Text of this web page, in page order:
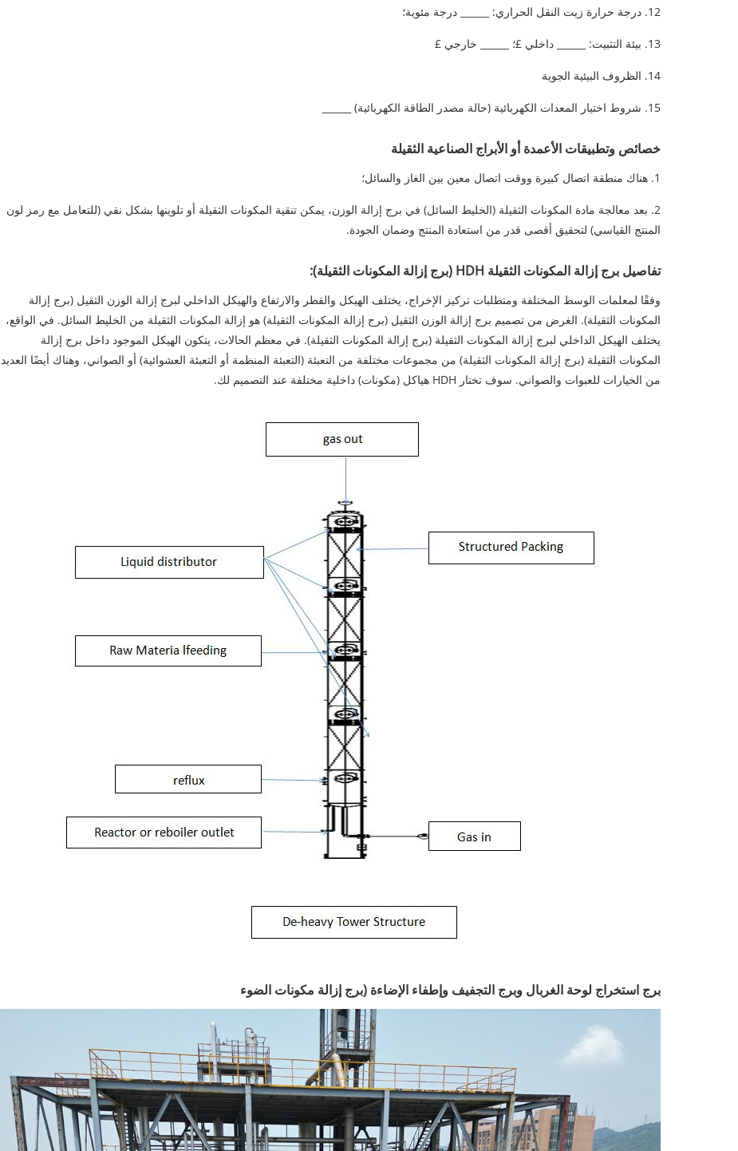
12. درجة حرارة زيت النقل الحراري: ______ درجة مئوية؛
13. بيئة التثبيت: ______ داخلي £؛ ______ خارجي £
14. الظروف البيئية الجوية
15. شروط اختيار المعدات الكهربائية (حالة مصدر الطاقة الكهربائية) ______
خصائص وتطبيقات الأعمدة أو الأبراج الصناعية الثقيلة
1. هناك منطقة اتصال كبيرة ووقت اتصال معين بين الغاز والسائل؛
2. بعد معالجة مادة المكونات الثقيلة (الخليط السائل) في برج إزالة الوزن، يمكن تنقية المكونات الثقيلة أو تلوينها بشكل نقي (للتعامل مع رمز لون
المنتج القياسي) لتحقيق أقصى قدر من استعادة المنتج وضمان الجودة.
تفاصيل برج إزالة المكونات الثقيلة HDH (برج إزالة المكونات الثقيلة):
وفقًا لمعلمات الوسط المختلفة ومتطلبات تركيز الإخراج، يختلف الهيكل والقطر والارتفاع والهيكل الداخلي لبرج إزالة الوزن الثقيل (برج إزالة
المكونات الثقيلة). الغرض من تصميم برج إزالة الوزن الثقيل (برج إزالة المكونات الثقيلة) هو إزالة المكونات الثقيلة من الخليط السائل. في الواقع،
يختلف الهيكل الداخلي لبرج إزالة المكونات الثقيلة (برج إزالة المكونات الثقيلة). في معظم الحالات، يتكون الهيكل الموجود داخل برج إزالة
المكونات الثقيلة (برج إزالة المكونات الثقيلة) من مجموعات مختلفة من التعبئة (التعبئة المنظمة أو التعبئة العشوائية) أو الصواني، وهناك أيضًا العديد
من الخيارات للعبوات والصواني. سوف تختار HDH هياكل (مكونات) داخلية مختلفة عند التصميم لك.
برج استخراج لوحة الغربال وبرج التجفيف وإطفاء الإضاءة (برج إزالة مكونات الضوء